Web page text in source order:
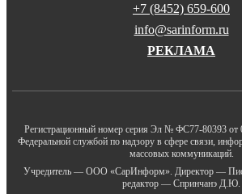
+7 (8452) 659-600
info@sarinform.ru
РЕКЛАМА
Регистрационный номер серия Эл № ФС77-80393 от
Федеральной службой по надзору в сфере связи,
массовых коммуникаций.
Учредитель — ООО «СарИнформ». Директор —
редактор — Спринчанэ Д.Ю.